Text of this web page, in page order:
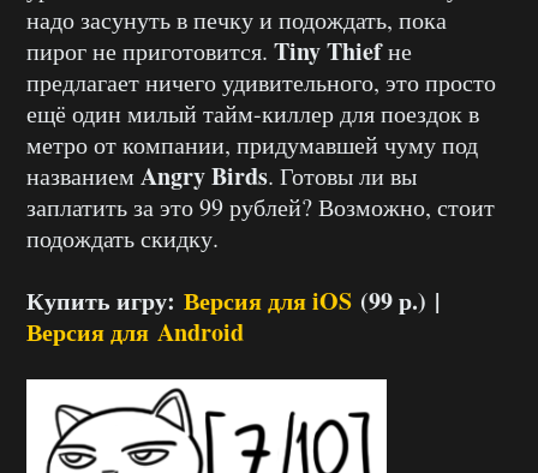
надо засунуть в печку и подождать, пока
пирог не приготовится. Tiny Thiefне
предлагает ничего удивительного, это просто
ещё один милый тайм-киллер для поездок в
метро от компании, придумавшей чуму под
названием Angry Birds. Готовы ли вы
заплатить за это 99 рублей? Возможно, стоит
подождать скидку.
Купить игру: Версия для iOS (99 р.) |
Версия для Android